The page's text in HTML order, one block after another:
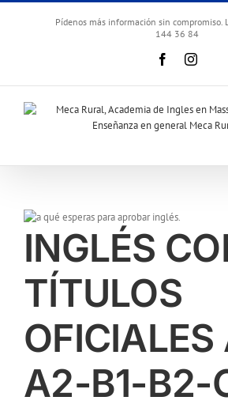
Skip
Pídenos más información sin compromiso.
144 36 84
Facebook
INGLÉS
TÍTULOS
OFICIALES
A2-B1-B2-